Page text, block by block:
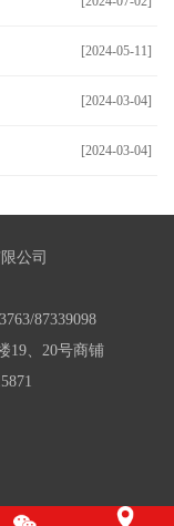
[2024-05-11]
[2024-03-04]
[2024-03-04]
公司
87339098
19、20号商铺